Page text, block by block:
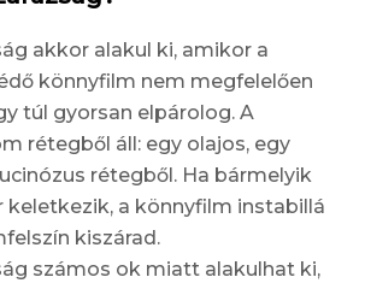
akkor alakul ki, amikor a
könnyfilm nem megfelelően
túl gyorsan elpárolog. A
rétegből áll: egy olajos, egy
rétegből. Ha bármelyik
keletkezik, a könnyfilm instabillá
kiszárad.
számos ok miatt alakulhat ki,